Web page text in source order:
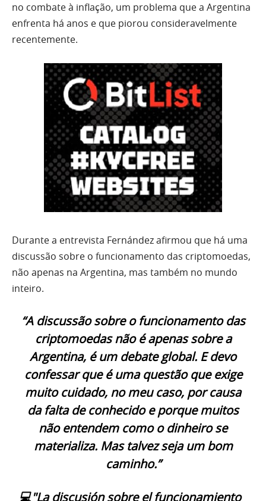
no combate à inflação, um problema que a Argentina
enfrenta há anos e que piorou consideravelmente
recentemente.
Durante a entrevista Fernández afirmou que há uma
discussão sobre o funcionamento das criptomoedas,
não apenas na Argentina, mas também no mundo
inteiro.
“A discussão sobre o funcionamento das
criptomoedas não é apenas sobre a
Argentina, é um debate global. E devo
confessar que é uma questão que exige
muito cuidado, no meu caso, por causa
da falta de conhecido e porque muitos
não entendem como o dinheiro se
materializa. Mas talvez seja um bom
caminho.”
💻"La discusión sobre el funcionamiento